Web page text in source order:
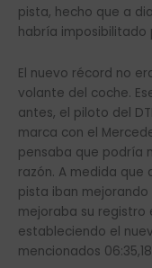
pista, hecho que a
habría imposibilitado
El nuevo récord no
volante del coche.
antes, el piloto del
marca con el
pensaba que podría
razón. A medida que
pista iban
mejoraba su registro
estableciendo el
mencionados